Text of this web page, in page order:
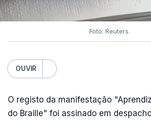
Foto: Reuters
OUVIR
O registo da manifestação
do Braille" foi assinado em